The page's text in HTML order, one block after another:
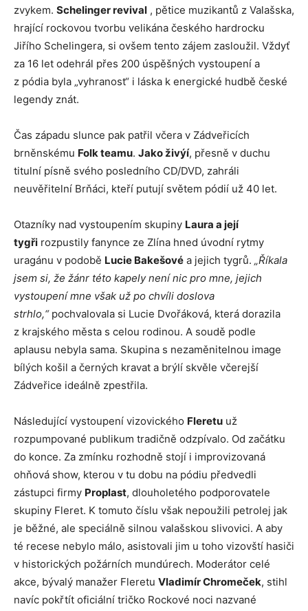
zvykem. Schelinger revival , pětice muzikantů z Valašska,
hrající rockovou tvorbu velikána českého hardrocku
Jiřího Schelingera, si ovšem tento zájem zasloužil. Vždyť
za 16 let odehrál přes 200 úspěšných vystoupení a
z pódia byla „vyhranost“ i láska k energické hudbě české
legendy znát.
Čas západu slunce pak patřil včera v Zádveřicích
brněnskému Folk teamu. Jako živýí, přesně v duchu
titulní písně svého posledního CD/DVD, zahráli
neuvěřitelní Brňáci, kteří putují světem pódií už 40 let.
Otazníky nad vystoupením skupiny Laura a její
tygři rozpustily fanynce ze Zlína hned úvodní rytmy
uragánu v podobě Lucie Bakešové a jejich tygrů. „Říkala
jsem si, že žánr této kapely není nic pro mne, jejich
vystoupení mne však už po chvíli doslova
strhlo,“pochvalovala si Lucie Dvořáková, která dorazila
z krajského města s celou rodinou. A soudě podle
aplausu nebyla sama. Skupina s nezaměnitelnou image
bílých košil a černých kravat a brýlí skvěle včerejší
Zádveřice ideálně zpestřila.
Následující vystoupení vizovického Fleretu už
rozpumpované publikum tradičně odzpívalo. Od začátku
do konce. Za zmínku rozhodně stojí i improvizovaná
ohňová show, kterou v tu dobu na pódiu předvedli
zástupci firmy Proplast, dlouholetého podporovatele
skupiny Fleret. K tomuto číslu však nepoužili petrolej jak
je běžné, ale speciálně silnou valašskou slivovici. A aby
té recese nebylo málo, asistovali jim u toho vizovští hasiči
v historických požárních mundúrech. Moderátor celé
akce, bývalý manažer Fleretu Vladimír Chromeček, stihl
navíc pokřtít oficiální tričko Rockové noci nazvané